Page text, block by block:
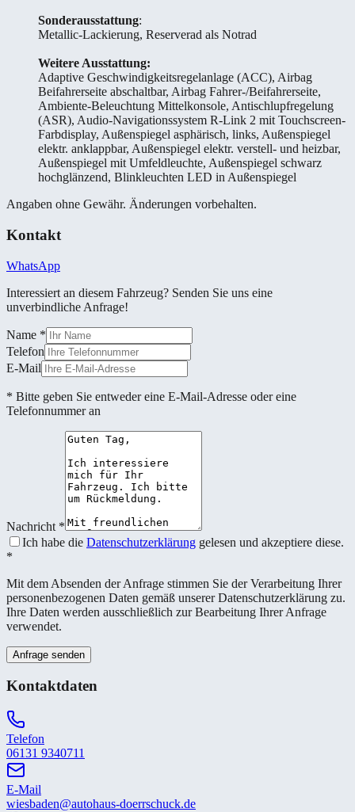
Sonderausstattung:
Metallic-Lackierung, Reserverad als Notrad
Weitere Ausstattung:
Adaptive Geschwindigkeitsregelanlage (ACC), Airbag
Beifahrerseite abschaltbar, Airbag Fahrer-/Beifahrerseite,
Ambiente-Beleuchtung Mittelkonsole, Antischlupfregelung
(ASR), Audio-Navigationssystem R-Link 2 mit Touchscreen-
Farbdisplay, Außenspiegel asphärisch, links, Außenspiegel
elektr. anklappbar, Außenspiegel elektr. verstell- und heizbar,
Außenspiegel mit Umfeldleuchte, Außenspiegel schwarz
hochglänzend, Blinkleuchten LED in Außenspiegel
Angaben ohne Gewähr. Änderungen vorbehalten.
Kontakt
WhatsApp
Interessiert an diesem Fahrzeug? Senden Sie uns eine
unverbindliche Anfrage!
Name *
Telefon
E-Mail
* Bitte geben Sie entweder eine E-Mail-Adresse oder eine
Telefonnummer an
Nachricht *
Ich habe die Datenschutzerklärung gelesen und akzeptiere diese.
*
Mit dem Absenden der Anfrage stimmen Sie der Verarbeitung Ihrer
personenbezogenen Daten gemäß unserer Datenschutzerklärung zu.
Ihre Daten werden ausschließlich zur Bearbeitung Ihrer Anfrage
verwendet.
Anfrage senden
Kontaktdaten
Telefon
06131 9340711
E-Mail
wiesbaden@autohaus-doerrschuck.de